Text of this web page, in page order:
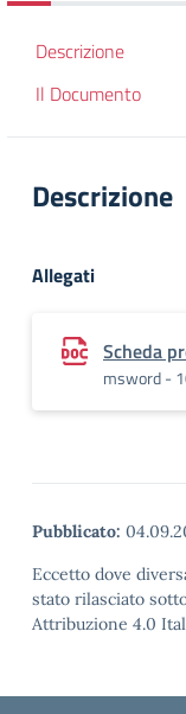
Descrizione
Il Documento
Descrizione
Allegati
Scheda
msword -
Pubblicato:
Eccetto dove
stato rilasciato
Attribuzione 4.0